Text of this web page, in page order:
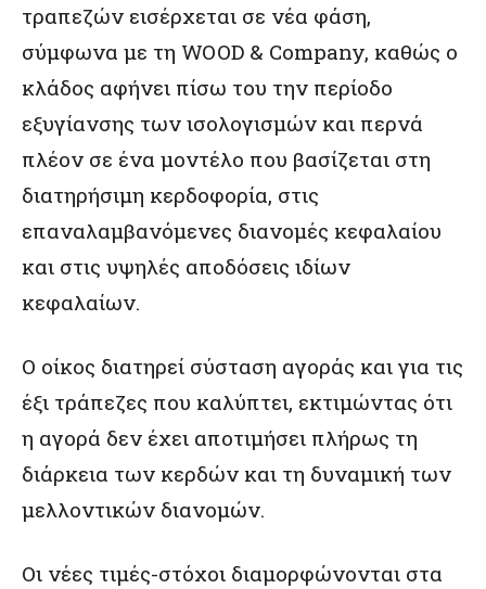
τραπεζών εισέρχεται σε νέα φάση,
σύμφωνα με τη WOOD & Company, καθώς ο
κλάδος αφήνει πίσω του την περίοδο
εξυγίανσης των ισολογισμών και περνά
πλέον σε ένα μοντέλο που βασίζεται στη
διατηρήσιμη κερδοφορία, στις
επαναλαμβανόμενες διανομές κεφαλαίου
και στις υψηλές αποδόσεις ιδίων
κεφαλαίων.
Ο οίκος διατηρεί σύσταση αγοράς και για τις
έξι τράπεζες που καλύπτει, εκτιμώντας ότι
η αγορά δεν έχει αποτιμήσει πλήρως τη
διάρκεια των κερδών και τη δυναμική των
μελλοντικών διανομών.
Οι νέες τιμές-στόχοι διαμορφώνονται στα